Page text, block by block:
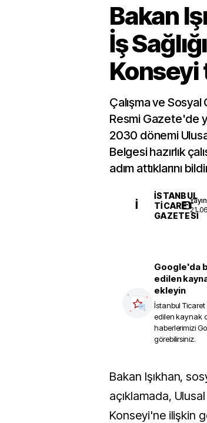
Bakan
İş
Konseyi
Çalışma ve Sosyal
Resmi Gazete'de
2030 dönemi
Belgesi hazırlık
adım attıklarını
İ
İSTANBUL
TICARET
GAZETESI
Google'da
edilen
ekleyin
İstanbul Ticaret
edilen kaynak
haberlerimizi
görebilirsiniz.
Bakan Işıkhan, sosyal medya hesabından yaptığı
açıklamada,
Konseyi'ne ilişkin